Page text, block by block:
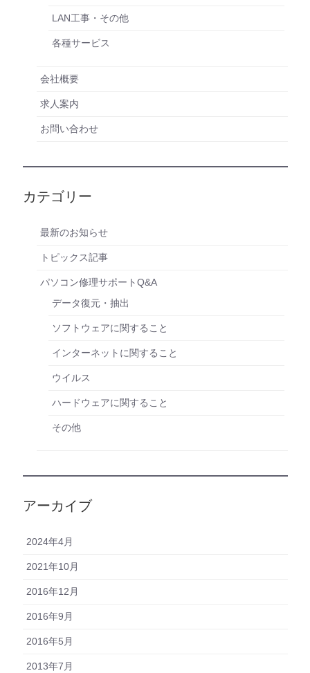
LAN工事・その他
各種サービス
会社概要
求人案内
お問い合わせ
カテゴリー
最新のお知らせ
トピックス記事
パソコン修理サポートQ&A
データ復元・抽出
ソフトウェアに関すること
インターネットに関すること
ウイルス
ハードウェアに関すること
その他
アーカイブ
2024年4月
2021年10月
2016年12月
2016年9月
2016年5月
2013年7月